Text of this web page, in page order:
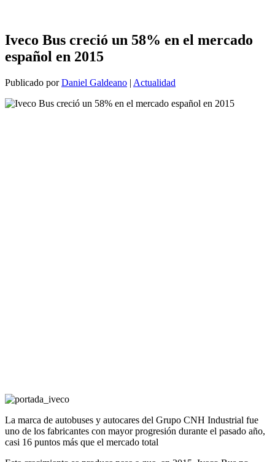
Iveco Bus creció un 58% en el mercado
español en 2015
Publicado porDaniel Galdeano | Actualidad
La marca de autobuses y autocares del Grupo CNH Industrial fue
uno de los fabricantes con mayor progresión durante el pasado año,
casi 16 puntos más que el mercado total